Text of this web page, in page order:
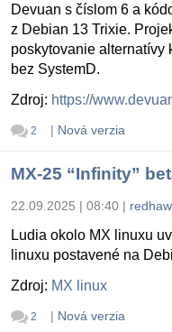
Devuan s číslom 6 a
z Debian 13 Trixie.
poskytovanie alternatívy
bez SystemD.
Zdroj: https://
2 | Nová verzia
MX-25 “Infinity”
22.09.2025 | 08:40 |
Ludia okolo MX linuxu
linuxu postavené na
Zdroj: MX linux
2 | Nová verzia